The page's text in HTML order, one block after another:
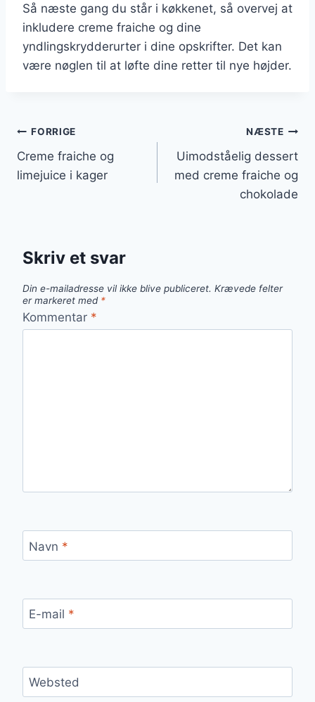
Så næste gang du står i køkkenet, så overvej at
inkludere creme fraiche og dine
yndlingskrydderurter i dine opskrifter. Det kan
være nøglen til at løfte dine retter til nye højder.
Indlægsnavigation
FORRIGE
Creme fraiche og
limejuice i kager
NÆSTE
Uimodståelig dessert
med creme fraiche og
chokolade
Skriv et svar
Din e-mailadresse vil ikke blive publiceret. Krævede felter
er markeret med *
Kommentar *
Navn *
E-mail *
Websted